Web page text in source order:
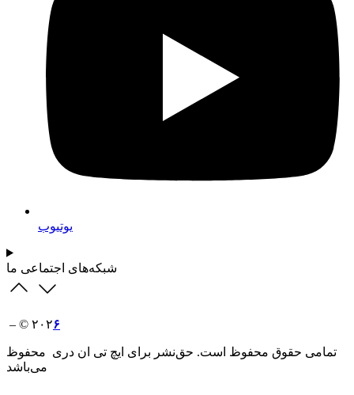
یوتیوب
شبکه‌های اجتماعی ما
– © ۲۰۲۶
تمامی حقوق محفوظ است. حق‌نشر برای ایچ‌ تی‌ ان دری محفوظ
می‌باشد